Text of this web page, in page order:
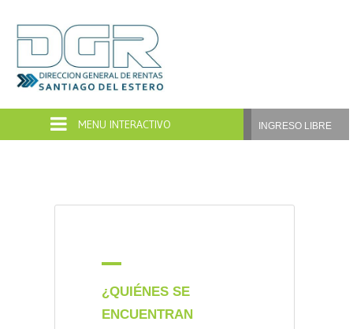
INGRESO LIBRE
A
¿QUIÉNES SE
ENCUENTRAN